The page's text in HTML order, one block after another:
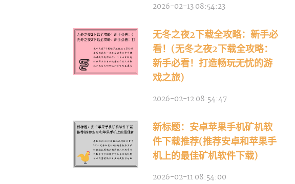
2026-02-13 08:54:23
无冬之夜2下载全攻略：新手必
看！(无冬之夜2下载全攻略：
新手必看！打造畅玩无忧的游
戏之旅)
2026-02-12 08:54:47
新标题：安卓苹果手机矿机软
件下载推荐(推荐安卓和苹果手
机上的最佳矿机软件下载)
2026-02-11 08:54:00